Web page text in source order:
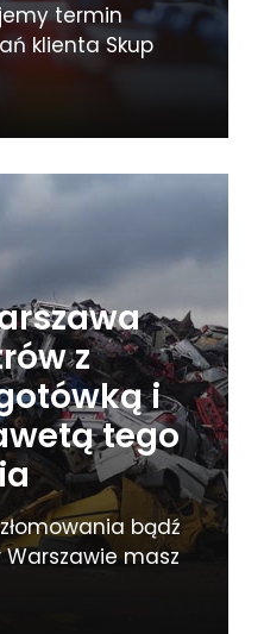
termin
klienta Skup
z
i
tego
bądź
masz